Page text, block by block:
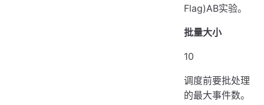
Flag)AB实验。
批量大小
10
调度前要批处理
的最大事件数。